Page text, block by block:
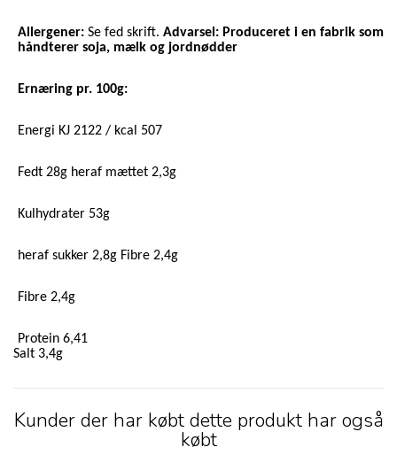
Allergener: Se fed skrift. Advarsel: Produceret i en fabrik som
håndterer soja, mælk og jordnødder
Ernæring pr. 100g:
Energi KJ 2122 / kcal 507
Fedt 28g heraf mættet 2,3g
Kulhydrater 53g
heraf sukker 2,8g Fibre 2,4g
Fibre 2,4g
Protein 6,41
Salt 3,4g
Kunder der har købt dette produkt har også
købt